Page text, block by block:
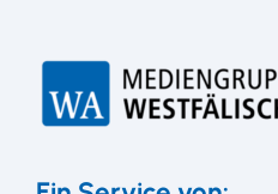
Suchen & Buchen